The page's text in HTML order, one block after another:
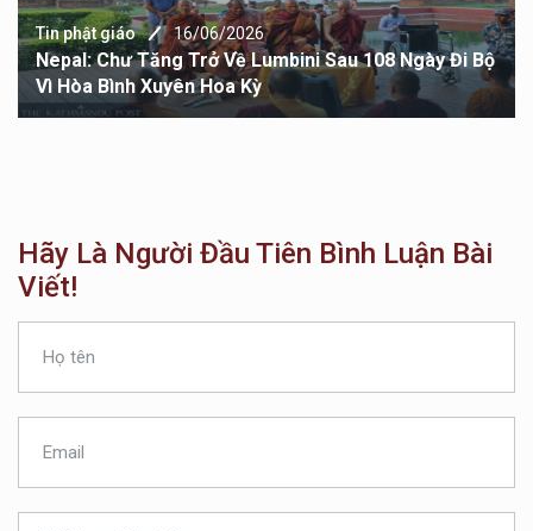
Tin phật giáo 16/06/2026
Nepal: Chư Tăng Trở Về Lumbini Sau 108 Ngày Đi Bộ
Vì Hòa Bình Xuyên Hoa Kỳ
Hãy Là Người Đầu Tiên Bình Luận Bài
Viết!